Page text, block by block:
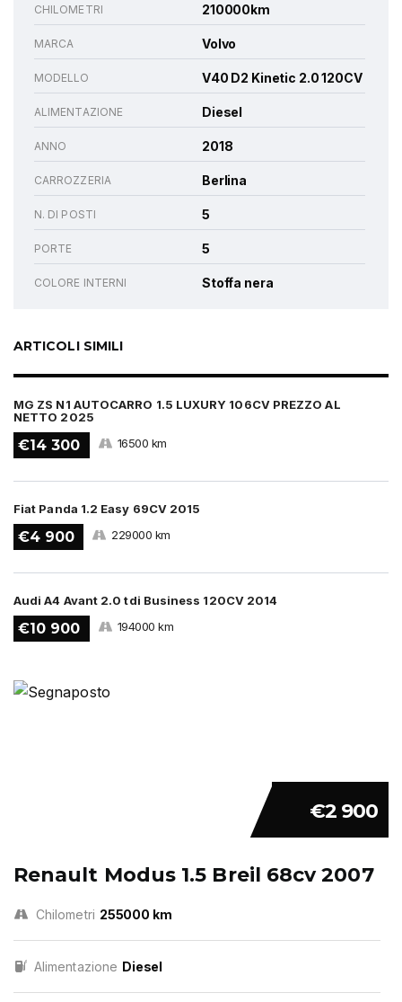
CHILOMETRI 210000km
MARCA Volvo
MODELLO V40 D2 Kinetic 2.0 120CV
ALIMENTAZIONE Diesel
ANNO 2018
CARROZZERIA Berlina
N. DI POSTI 5
PORTE 5
COLORE INTERNI Stoffa nera
ARTICOLI SIMILI
MG ZS N1 AUTOCARRO 1.5 LUXURY 106CV PREZZO AL
NETTO 2025
€14 300 16500 km
Fiat Panda 1.2 Easy 69CV 2015
€4 900 229000 km
Audi A4 Avant 2.0 tdi Business 120CV 2014
€10 900 194000 km
€2 900
Renault Modus 1.5 Breil 68cv 2007
Chilometri 255000 km
Alimentazione Diesel